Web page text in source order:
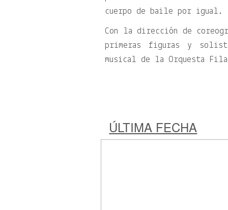
cuerpo de baile por igual.
Con la dirección de
primeras figuras y
musical de la Orquesta
ÚLTIMA FECHA